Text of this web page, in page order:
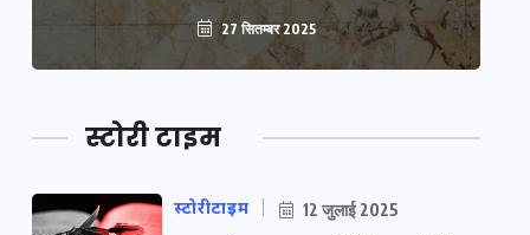
27 सितम्बर 2025
स्टोरी टाइम
स्टोरीटाइम 12 जुलाई 2025